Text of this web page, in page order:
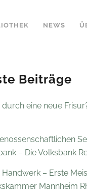
NEWS
Beiträge
eine neue
– Die Volksbank
Handwerk – Erste
Mannheim